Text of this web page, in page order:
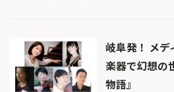
岐阜発！ メ
楽器で幻想の
物語』